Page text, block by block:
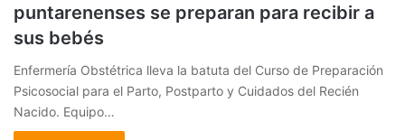
puntarenenses se preparan para recibir a
sus bebés
Enfermería Obstétrica lleva la batuta del Curso de Preparación
Psicosocial para el Parto, Postparto y Cuidados del Recién
Nacido. Equipo…